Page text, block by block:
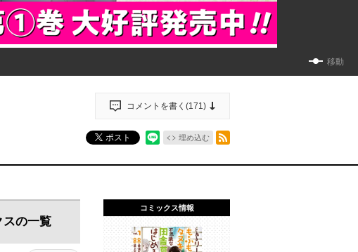
移動
コメントを書く(171)
ポスト 埋め込む
スの一覧
コミックス情報